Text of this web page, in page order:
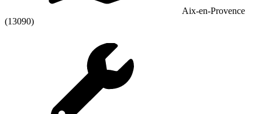
Aix-en-Provence
(13090)